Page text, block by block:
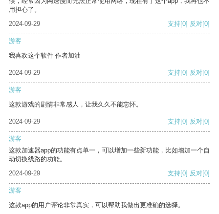
用担心了。
2024-09-29
支持[0] 反对[0]
游客
我喜欢这个软件 作者加油
2024-09-29 支持[0] 反对[0]
游客
这款游戏的剧情非常感人，让我久久不能忘怀。
2024-09-29 支持[0] 反对[0]
游客
这款加速器app的功能有点单一，可以增加一些新功能，比如增加一个自
动切换线路的功能。
2024-09-29
支持[0] 反对[0]
游客
这款app的用户评论非常真实，可以帮助我做出更准确的选择。